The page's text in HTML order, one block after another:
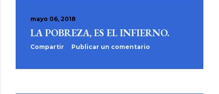
mayo 06, 2018
LA POBREZA, ES EL INFIERNO.
Compartir Publicar un comentario